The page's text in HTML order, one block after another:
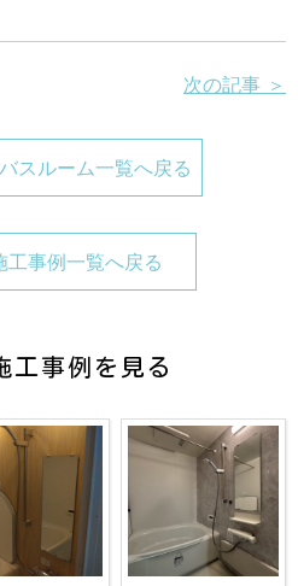
次の記事 ＞
スルーム一覧へ戻る
工事例一覧へ戻る
工事例を見る